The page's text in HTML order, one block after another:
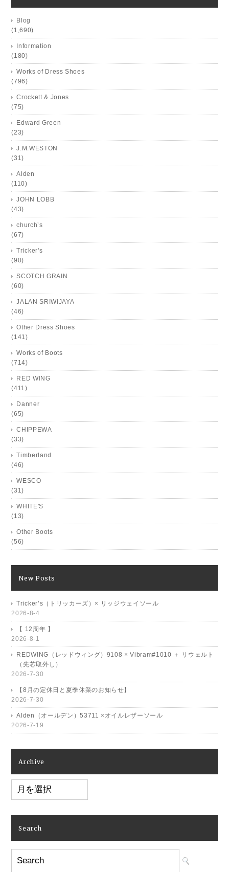
Blog
(1,690)
Information
(180)
Works of Dress Shoes
(796)
Crockett & Jones
(75)
Edward Green
(23)
J.M.WESTON
(31)
Alden
(110)
JOHN LOBB
(43)
church’s
(67)
Tricker's
(90)
SCOTCH GRAIN
(60)
JALAN SRIWIJAYA
(46)
Other Dress Shoes
(141)
Works of Boots
(714)
RED WING
(411)
Danner
(65)
CHIPPEWA
(33)
Timberland
(46)
WESCO
(31)
WHITE'S
(13)
Other Boots
(56)
New Posts
Tricker’s（トリッカーズ）× リッジウェイソール
2026-8-4
【 12周年 】
2026-8-1
REDWING（レッドウィング）9108 × Vibram#1010 ＋ リウェルト
（先芯取外し）
2026-7-30
【8月の定休日と夏季休業のお知らせ】
2026-7-30
Alden（オールデン）53711 ×オイルレザーソール
2026-7-19
Archive
Archive
Search